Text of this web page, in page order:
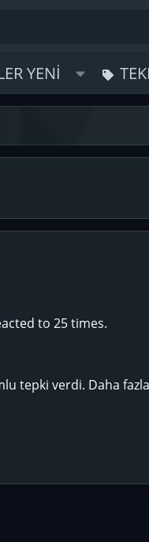
YENI
to 25 times.
tepki verdi. Daha